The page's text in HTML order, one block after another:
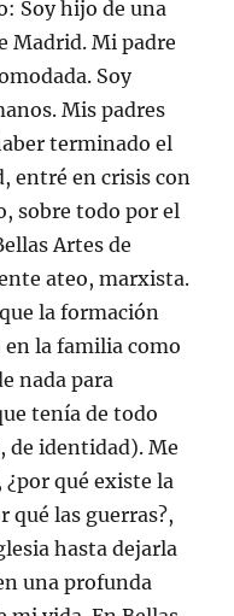
Soy hijo de una
Madrid. Mi padre
Soy
Mis padres
terminado el
entré en crisis con
sobre todo por el
Artes de
ateo, marxista.
la formación
la familia como
nada para
tenía de todo
de identidad). Me
qué existe la
qué las guerras?,
hasta dejarla
una profunda